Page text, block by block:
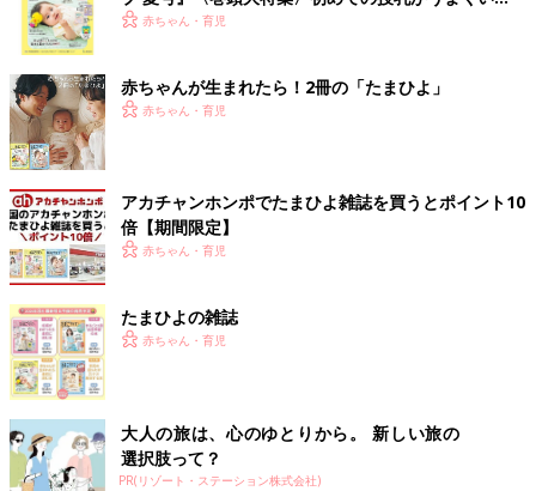
く！ おっぱい・ミルクの基本と夏のトラブル 解決テ
赤ちゃん・育児
赤ちゃんが生まれたら！2冊の「たまひよ」
赤ちゃん・育児
アカチャンホンポでたまひよ雑誌を買うとポイント10
倍【期間限定】
赤ちゃん・育児
たまひよの雑誌
赤ちゃん・育児
大人の旅は、心のゆとりから。 新しい旅の
選択肢って？
PR(リゾート・ステーション株式会社)